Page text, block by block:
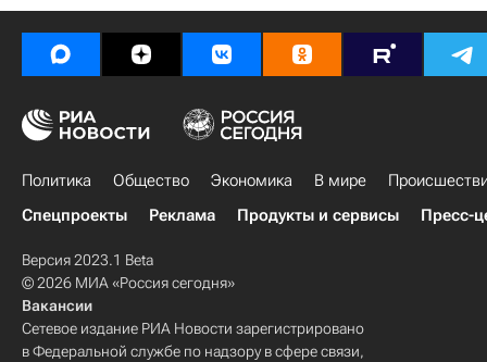
Политика Общество Экономика В мире
Спецпроекты
Реклама Продукты и сервисы Пресс-
Версия 2023.1 Beta
© 2026 МИА «Россия сегодня»
Вакансии
Сетевое издание РИА Новости зарегистрировано
в Федеральной службе по надзору в сфере связи,